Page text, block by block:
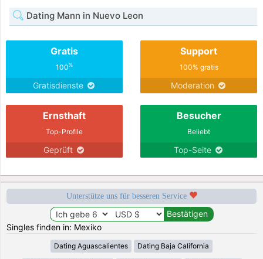
Dating Mann in Nuevo Leon
Gratis
100%
Gratisdienste
Support
100% gratis
Moderation
Ernsthaft
Top-Profile
Geprüft
Besucher
Beliebt
Top-Seite
Unterstütze uns für besseren Service
Singles finden in: Mexiko
Dating Aguascalientes Dating Baja California